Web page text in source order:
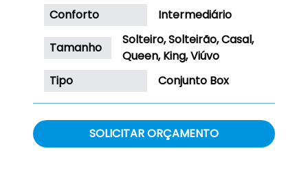
Conforto
Intermediário
Tamanho
Solteiro, Solteirão, Casal,
Queen, King, Viúvo
Tipo
Conjunto Box
SOLICITAR ORÇAMENTO